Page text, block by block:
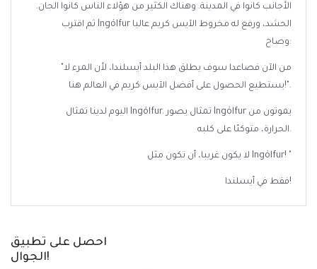
الأجانب كانوا في المدينة. وهناك الكثير من هؤلاء الناس كانوا الجان.
ثم اقترب Ingólfur الحشد، ورفع له مخروط الآيس كريم عاليا
وصاح:
يستطيع الحصول على أفضل الآيس كريم في العالم هنا!".
اليوم لدينا تمثال Ingólfur. تمثال يصور Ingólfur يموتون من
الحرارة، متوكئا على كلبه.
لا يكون غريبا، أن تكون مثل Ingólfur! "
فقط في أيسلندا!
احصل على تطبيق
الجوال!